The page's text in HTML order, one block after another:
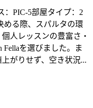
：PIC-5部屋タイプ：2
める際、スパルタの環
人レッスンの豊富さ・
Fellaを選びました。ま
がりせず、空き状況...